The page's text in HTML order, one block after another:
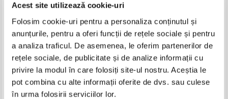
Acest site utilizează cookie-uri
Folosim cookie-uri pentru a personaliza conținutul și
anunțurile, pentru a oferi funcții de rețele sociale și pentru
a analiza traficul. De asemenea, le oferim partenerilor de
rețele sociale, de publicitate și de analize informații cu
privire la modul în care folosiți site-ul nostru. Aceștia le
pot combina cu alte informații oferite de dvs. sau culese
în urma folosirii serviciilor lor.
TVR. Viziune tele. 40 de ani de
televiziune
Pret:34,00 Lei
Bibliografie radiofonica
romaneasca (3 volume)